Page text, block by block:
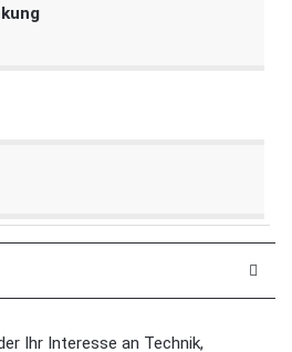
Ihr Interesse an Technik,